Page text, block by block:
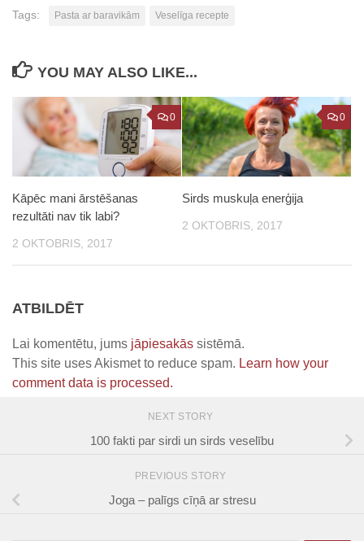
Tags: Pasta ar baravikām Veselīga recepte
YOU MAY ALSO LIKE...
0
Kāpēc mani ārstēšanas
rezultāti nav tik labi?
2 OKTOBRIS, 2017
0
Sirds muskuļa enerģija
2 OKTOBRIS, 2017
ATBILDĒT
Lai komentētu, jums jāpiesakās sistēmā.
This site uses Akismet to reduce spam. Learn how your
comment data is processed.
NEXT STORY
100 fakti par sirdi un sirds veselību
PREVIOUS STORY
Joga – palīgs cīņā ar stresu